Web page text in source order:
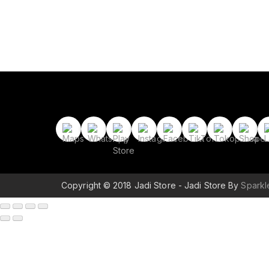
Copyright © 2018 Jadi Store - Jadi Store By